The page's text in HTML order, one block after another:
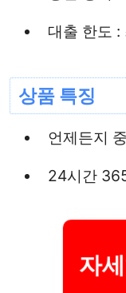
대출 한도
상품 특징
언제든지
24시간
자